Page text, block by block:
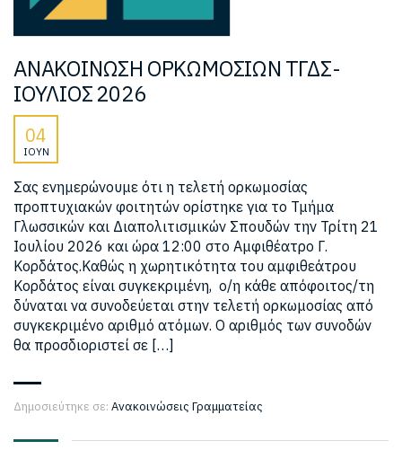
ΑΝΑΚΟΙΝΩΣΗ ΟΡΚΩΜΟΣΙΩΝ ΤΓΔΣ-
ΙΟΥΛΙΟΣ 2026
04
ΙΟΎΝ
Σας ενημερώνουμε ότι η τελετή ορκωμοσίας
προπτυχιακών φοιτητών ορίστηκε για το Τμήμα
Γλωσσικών και Διαπολιτισμικών Σπουδών την Τρίτη 21
Ιουλίου 2026 και ώρα 12:00 στο Αμφιθέατρο Γ.
Κορδάτος.Καθώς η χωρητικότητα του αμφιθεάτρου
Κορδάτος είναι συγκεκριμένη, ο/η κάθε απόφοιτος/τη
δύναται να συνοδεύεται στην τελετή ορκωμοσίας από
συγκεκριμένο αριθμό ατόμων. Ο αριθμός των συνοδών
θα προσδιοριστεί σε […]
Δημοσιεύτηκε σε: Ανακοινώσεις Γραμματείας